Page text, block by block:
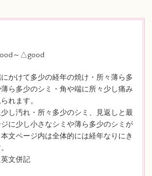
～△good
かけて多少の経年の焼け・所々薄ら多
ら多少のシミ・角や端に所々少し痛み
れます。
し汚れ・所々多少のシミ、見返しと最
に少し小さなシミや薄ら多少のシミが
文ページ内は全体的には経年なりにき
文併記